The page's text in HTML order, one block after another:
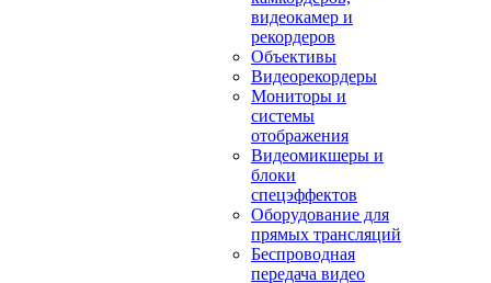
видеокамер и
рекордеров
Объективы
Видеорекордеры
Мониторы и
системы
отображения
Видеомикшеры и
блоки
спецэффектов
Оборудование для
прямых трансляций
Беспроводная
передача видео